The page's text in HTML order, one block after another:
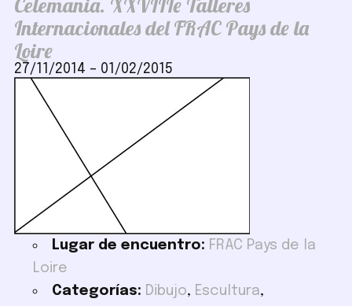
Celemania. XXVIIIe Talleres
Internacionales del FRAC Pays de la
Loire
27/11/2014 – 01/02/2015
Lugar de encuentro: FRAC Pays de la
Loire
Categorías: Dibujo, Escultura,